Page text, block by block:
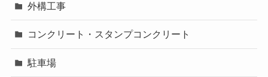
外構工事
コンクリート・スタンプコンクリート
駐車場